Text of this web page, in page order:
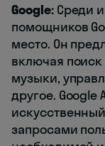
Google:Среди
помощников
место. Он
включая
музыки,
другое. Google
запросами